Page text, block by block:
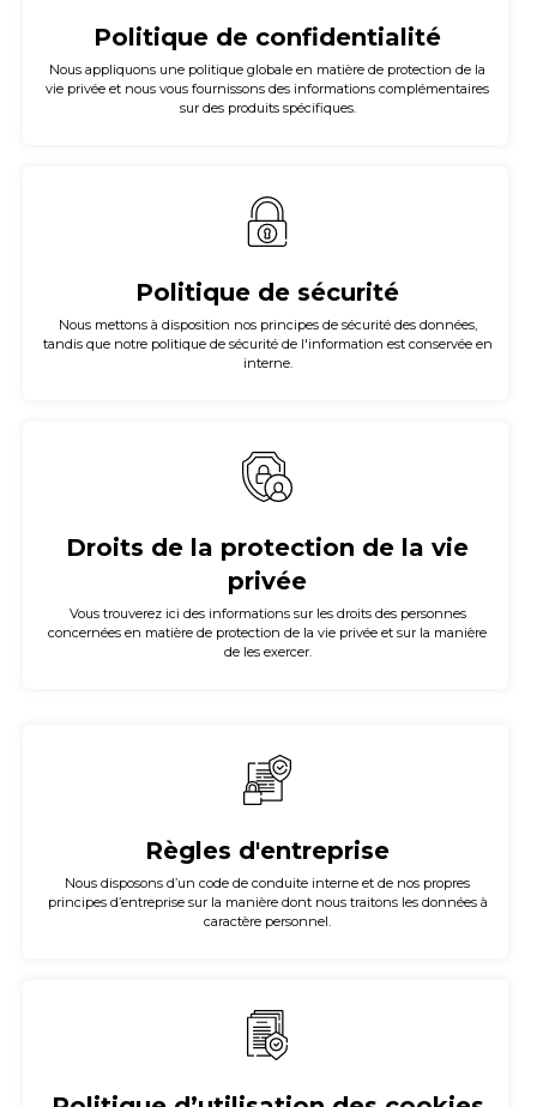
Politique de confidentialité
Nous appliquons une politique globale en matière de protection de la
vie privée et nous vous fournissons des informations complémentaires
sur des produits spécifiques.
Politique de sécurité
Nous mettons à disposition nos principes de sécurité des données,
tandis que notre politique de sécurité de l'information est conservée en
interne.
Droits de la protection de la vie
privée
Vous trouverez ici des informations sur les droits des personnes
concernées en matière de protection de la vie privée et sur la manière
de les exercer.
Règles d'entreprise
Nous disposons d’un code de conduite interne et de nos propres
principes d’entreprise sur la manière dont nous traitons les données à
caractère personnel.